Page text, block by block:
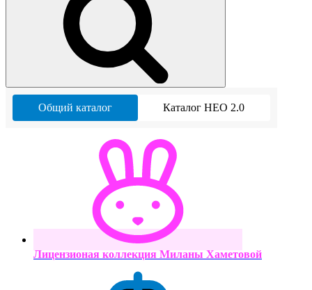
Общий каталог Каталог НЕО 2.0
Лицензионая коллекция Миланы Хаметовой